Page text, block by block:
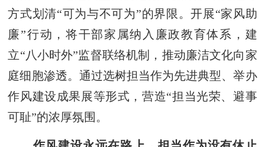
方式划清“可为与不可为”的界限。开展“家风助
廉”行动，将干部家属纳入廉政教育体系，建
立“八小时外”监督联络机制，推动廉洁文化向家
庭细胞渗透。通过选树担当作为先进典型、举办
作风建设成果展等形式，营造“担当光荣、避事
可耻”的浓厚氛围。